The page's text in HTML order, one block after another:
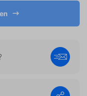
op en relevant zijn
advertenties